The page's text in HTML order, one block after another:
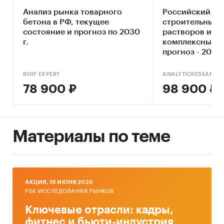
Мониторинг материалов российских
СМИ и Интернет, анализ баз данных
официальной статистики, экспертный
Контент-анализ документов
Экстраполятивный анализ
1. Базы публикаций в СМИ
2. Ресурсы сети Internet
(ФТС РФ, ФСГС РФ (Росстат), МЭРТ РФ,
4. Результаты готовых исследований
Анализ рынка товарного
бетона в РФ, текущее
состояние и прогноз по 2030
г.
ROIF EXPERT
78 900 ₽
Российский
строительных
растворов и
комплексный
прогноз - 2024
98 900 ₽
Материалы по теме
AКЦИЯ, 19 ИЮНЯ 2026
РБК ИССЛЕДОВАНИЯ РЫНКОВ
Ключевые отрасли: кадры,